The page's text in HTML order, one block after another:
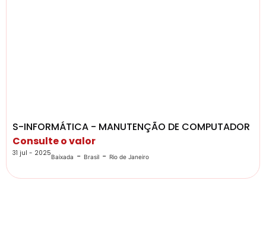
S-INFORMÁTICA - MANUTENÇÃO DE COMPUTADOR
Consulte o valor
31 jul - 2025Baixada - Brasil - Rio de Janeiro